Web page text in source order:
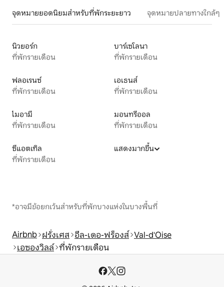
จุดหมายยอดนิยมสำหรับที่พักระยะยาว จุดหมายปลายทางใกล้ๆ
นิวยอร์ก
ที่พักรายเดือน
บาร์เซโลนา
ที่พักรายเดือน
ฟลอเรนซ์
ที่พักรายเดือน
เอเธนส์
ที่พักรายเดือน
ไมอามี
ที่พักรายเดือน
มอนทรีออล
ที่พักรายเดือน
ซีแอตเทิล
ที่พักรายเดือน
แสดงมากขึ้น
*อาจมีข้อยกเว้นสำหรับที่พักบางแห่งในบางพื้นที่
Airbnb ฝรั่งเศส อีล-เดอ-ฟร็องส์ Val-d'Oise
เอซองวิลล์ ที่พักรายเดือน